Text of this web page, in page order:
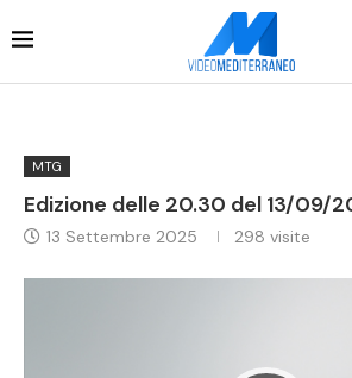
MTG
Edizione delle 20.30 del 13/09/
13 Settembre 2025 298 visite